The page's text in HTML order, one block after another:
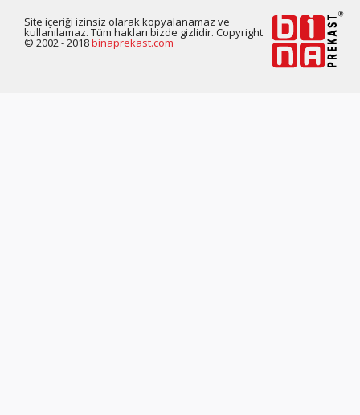
Site içeriği izinsiz olarak kopyalanamaz ve
kullanılamaz. Tüm hakları bizde gizlidir. Copyright
© 2002 - 2018binaprekast.com